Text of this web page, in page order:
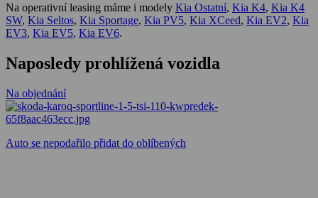
Na operativní leasing máme i modely Kia Ostatní, Kia K4, Kia K4
SW, Kia Seltos, Kia Sportage, Kia PV5, Kia XCeed, Kia EV2, Kia
EV3, Kia EV5, Kia EV6.
Naposledy prohlížená vozidla
Na objednání
Auto se nepodařilo přidat do oblíbených